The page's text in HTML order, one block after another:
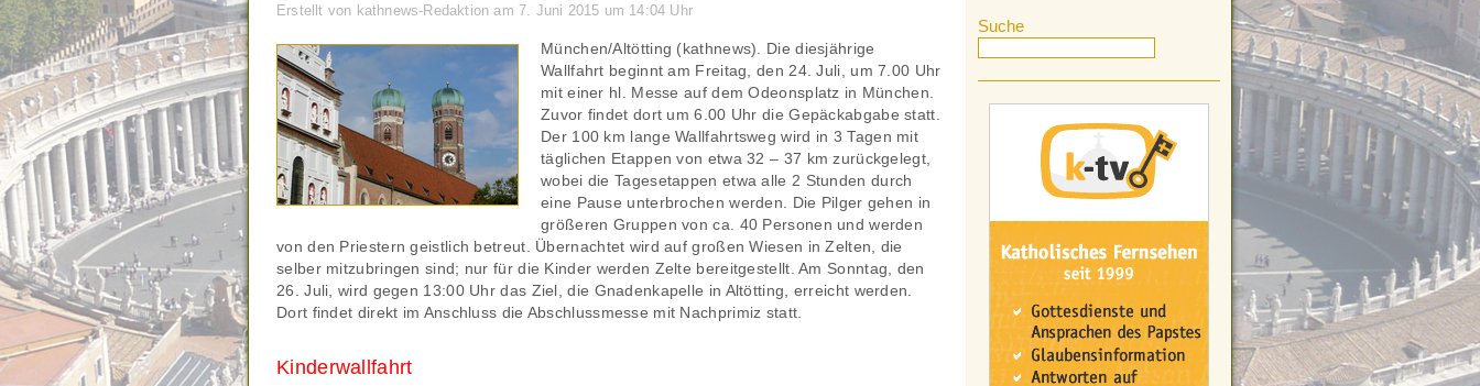
Suche
Erstellt von kathnews-Redaktion am 7. Juni 2015 um 14:04 Uhr
München/Altötting (kathnews). Die diesjährige
Wallfahrt beginnt am Freitag, den 24. Juli, um 7.00 Uhr
mit einer hl. Messe auf dem Odeonsplatz in München.
Zuvor findet dort um 6.00 Uhr die Gepäckabgabe statt.
Der 100 km lange Wallfahrtsweg wird in 3 Tagen mit
täglichen Etappen von etwa 32 – 37 km zurückgelegt,
wobei die Tagesetappen etwa alle 2 Stunden durch
eine Pause unterbrochen werden. Die Pilger gehen in
größeren Gruppen von ca. 40 Personen und werden
von den Priestern geistlich betreut. Übernachtet wird auf großen Wiesen in Zelten, die
selber mitzubringen sind; nur für die Kinder werden Zelte bereitgestellt. Am Sonntag, den
26. Juli, wird gegen 13:00 Uhr das Ziel, die Gnadenkapelle in Altötting, erreicht werden.
Dort findet direkt im Anschluss die Abschlussmesse mit Nachprimiz statt.
Kinderwallfahrt